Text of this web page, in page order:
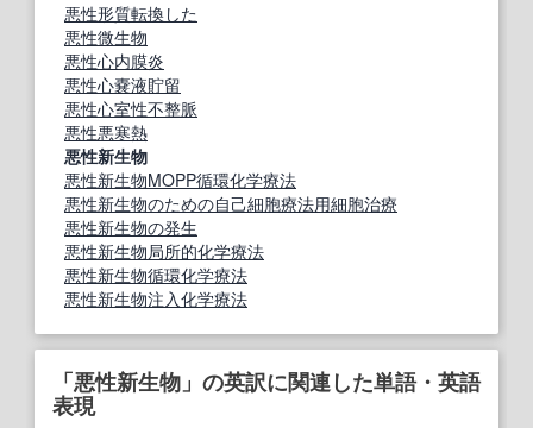
悪性形質転換した
悪性微生物
悪性心内膜炎
悪性心嚢液貯留
悪性心室性不整脈
悪性悪寒熱
悪性新生物
悪性新生物MOPP循環化学療法
悪性新生物のための自己細胞療法用細胞治療
悪性新生物の発生
悪性新生物局所的化学療法
悪性新生物循環化学療法
悪性新生物注入化学療法
「悪性新生物」の英訳に関連した単語・英語
表現